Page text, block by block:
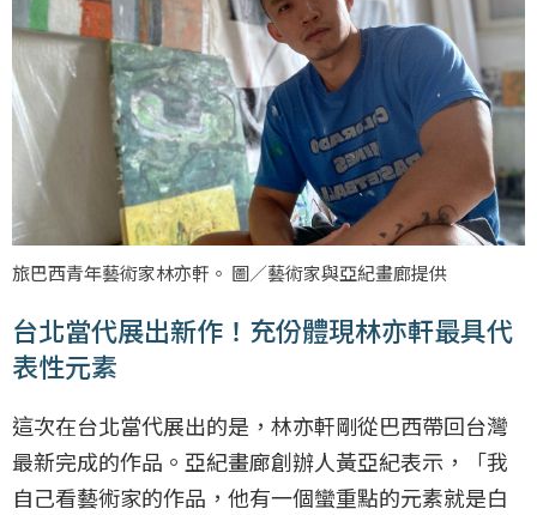
旅巴西青年藝術家林亦軒。 圖／藝術家與亞紀畫廊提供
台北當代展出新作！充份體現林亦軒最具代
表性元素
這次在台北當代展出的是，林亦軒剛從巴西帶回台灣
最新完成的作品。亞紀畫廊創辦人黃亞紀表示，「我
自己看藝術家的作品，他有一個蠻重點的元素就是白